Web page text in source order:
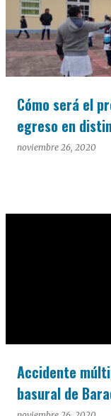
Cómo será el
egreso en
noviembre 26, 2020
Accidente
basural de